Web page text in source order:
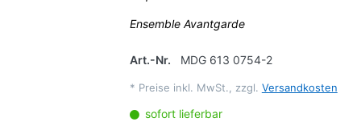
Ensemble Avantgarde
Art.-Nr. MDG 613 0754-2
* Preise inkl. MwSt., zzgl. Versandkosten
sofort lieferbar